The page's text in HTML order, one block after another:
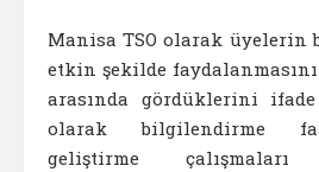
Manisa TSO olarak üyelerin
etkin şekilde
arasında gördüklerini
olarak bilgilendirme
geliştirme